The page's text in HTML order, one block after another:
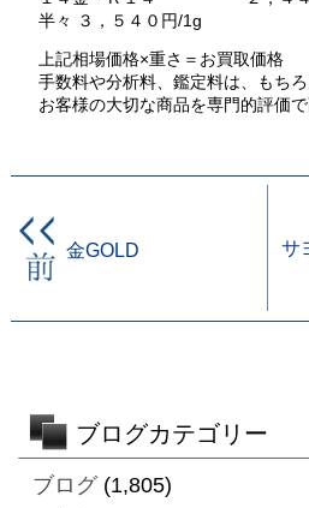
半々 ３，５４０円/1g
上記相場価格×重さ＝お買取価格
手数料や分析料、鑑定料は、もちろ
お客様の大切な商品を専門的評価で
金GOLD サ
ブログカテゴリー
ブログ(1,805)